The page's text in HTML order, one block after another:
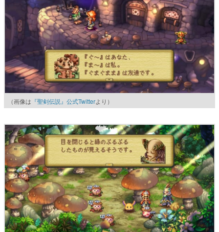
（画像は 『聖剣伝説』公式Twitterより）